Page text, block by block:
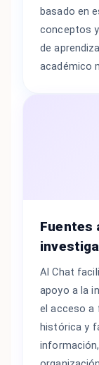
basado en
conceptos
de
académico
Fuentes
AI Chat
apoyo a la
el acceso a
histórica y